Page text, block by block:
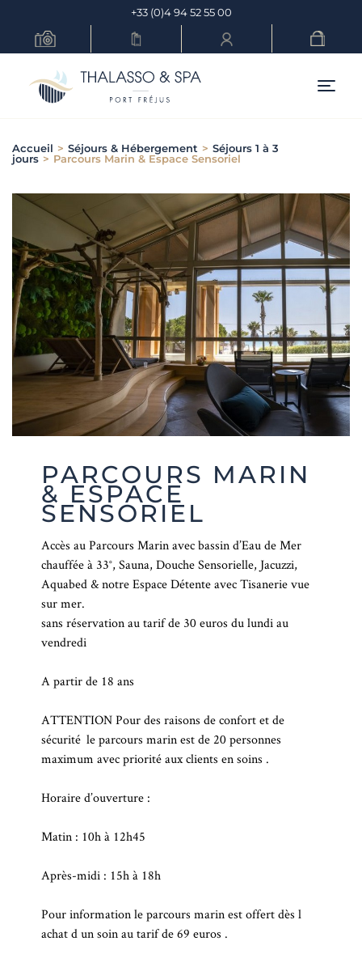
content
+33 (0)4 94 52 55 00
Menu
Accueil > Séjours & Hébergement > Séjours 1 à 3
jours > Parcours Marin & Espace Sensoriel
PARCOURS MARIN
& ESPACE
SENSORIEL
Accès au Parcours Marin avec bassin d’Eau de Mer
chauffée à 33°, Sauna, Douche Sensorielle, Jacuzzi,
Aquabed & notre Espace Détente avec Tisanerie vue
sur mer.
sans réservation au tarif de 30 euros du lundi au
vendredi
A partir de 18 ans
ATTENTION Pour des raisons de confort et de
sécurité le parcours marin est de 20 personnes
maximum avec priorité aux clients en soins .
Horaire d’ouverture :
Matin : 10h à 12h45
Après-midi : 15h à 18h
Pour information le parcours marin est offert dès l
achat d un soin au tarif de 69 euros .